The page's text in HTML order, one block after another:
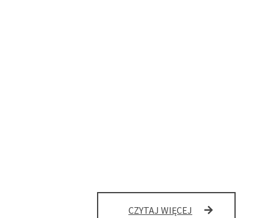
CZYTAJ WIĘCEJ MATERIAŁY